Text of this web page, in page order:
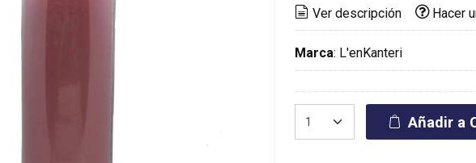
Ver descripción Hacer
Marca: L'enKanteri
Añadir a